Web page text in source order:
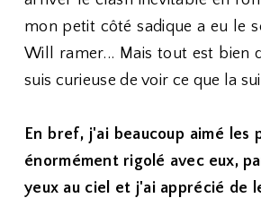
mon petit côté sadique a eu le
Will ramer... Mais tout est bien
suis curieuse de voir ce que la
En bref, j'ai beaucoup aimé les
énormément rigolé avec eux,
yeux au ciel et j'ai apprécié de